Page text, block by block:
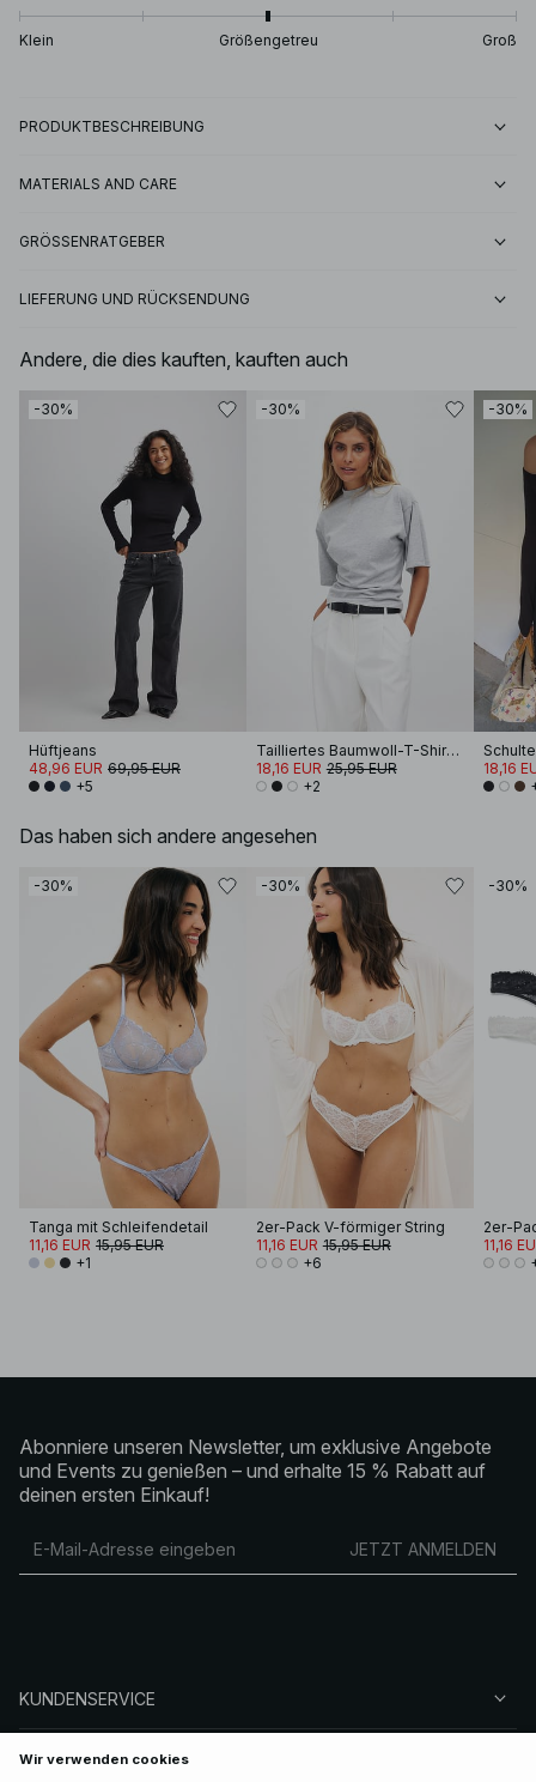
Klein Größengetreu Groß
PRODUKTBESCHREIBUNG
MATERIALS AND CARE
GRÖSSENRATGEBER
LIEFERUNG UND RÜCKSENDUNG
Andere, die dies kauften, kauften auch
-30%
Hüftjeans
48,96 EUR 69,95 EUR
+5
-30%
Tailliertes Baumwoll-T-Shirt mit Trichterausschnitt
18,16 EUR 25,95 EUR
+2
-30%
18,16
Das haben sich andere angesehen
-30%
Tanga mit Schleifendetail
11,16 EUR 15,95 EUR
+1
-30%
2er-Pack V-förmiger String
11,16 EUR 15,95 EUR
+6
-30%
2er-
11,16
Abonniere unseren Newsletter, um exklusive Angebote
und Events zu genießen – und erhalte 15 % Rabatt auf
deinen ersten Einkauf!
JETZT ANMELDEN
KUNDENSERVICE
ÜBER NA-KD